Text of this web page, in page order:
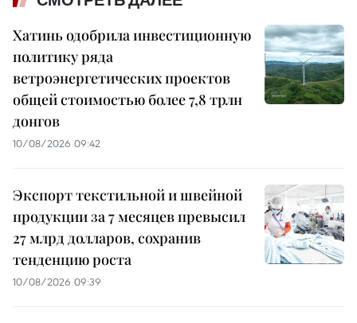
Хатинь одобрила инвестиционную
политику ряда
ветроэнергетических проектов
общей стоимостью более 7,8 трлн
донгов
10/08/2026 09:42
Экспорт текстильной и швейной
продукции за 7 месяцев превысил
27 млрд долларов, сохранив
тенденцию роста
10/08/2026 09:39